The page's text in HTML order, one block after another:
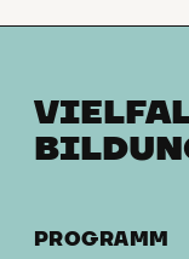
PROGRAMM